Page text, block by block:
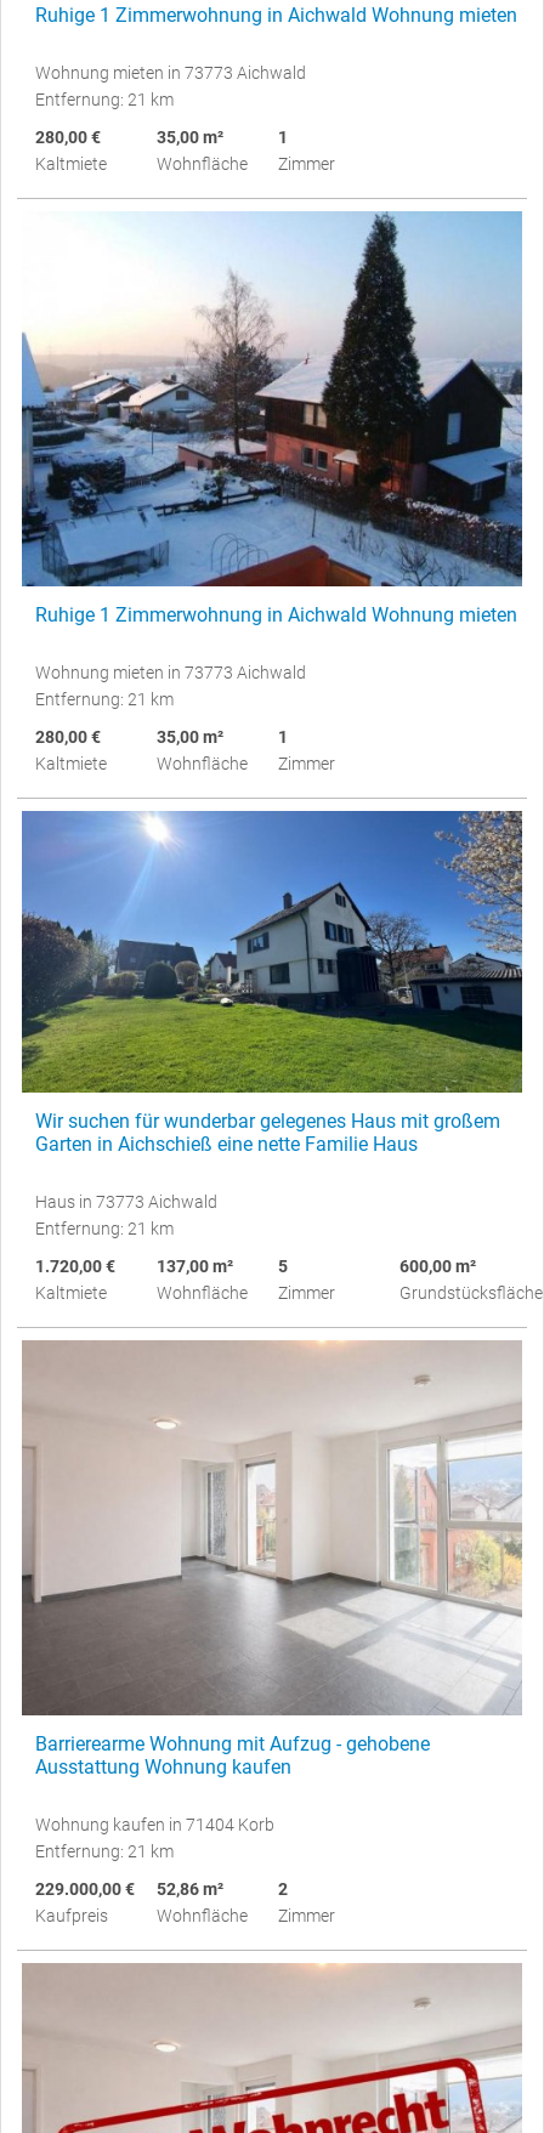
Ruhige 1 Zimmerwohnung in Aichwald Wohnung mieten
Wohnung mieten in 73773 Aichwald
Entfernung: 21 km
280,00 €
Kaltmiete
35,00 m²
Wohnfläche
1
Zimmer
Ruhige 1 Zimmerwohnung in Aichwald Wohnung mieten
Wohnung mieten in 73773 Aichwald
Entfernung: 21 km
280,00 €
Kaltmiete
35,00 m²
Wohnfläche
1
Zimmer
Wir suchen für wunderbar gelegenes Haus mit großem
Garten in Aichschieß eine nette Familie Haus
Haus in 73773 Aichwald
Entfernung: 21 km
1.720,00 €
Kaltmiete
137,00 m²
Wohnfläche
5
Zimmer
600,00 m²
Grundstücksfläche
Barrierearme Wohnung mit Aufzug - gehobene
Ausstattung Wohnung kaufen
Wohnung kaufen in 71404 Korb
Entfernung: 21 km
229.000,00 €
Kaufpreis
52,86 m²
Wohnfläche
2
Zimmer